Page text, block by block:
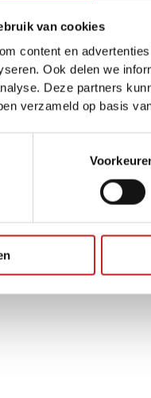
van cookies
content en
Ook delen we
Deze partners
verzameld op basis
exception has occurred